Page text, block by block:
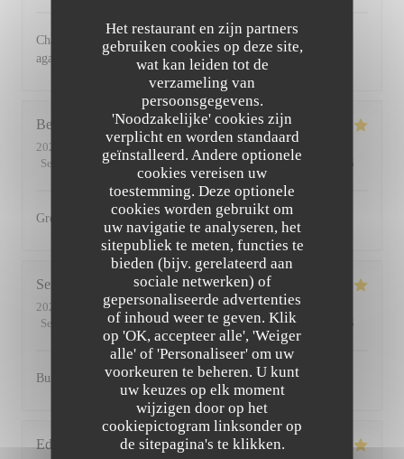
Het restaurant en zijn partners
gebruiken cookies op deze site,
wat kan leiden tot de
verzameling van
persoonsgegevens.
'Noodzakelijke' cookies zijn
verplicht en worden standaard
geïnstalleerd. Andere optionele
cookies vereisen uw
toestemming. Deze optionele
cookies worden gebruikt om
uw navigatie te analyseren, het
sitepubliek te meten, functies te
bieden (bijv. gerelateerd aan
sociale netwerken) of
gepersonaliseerde advertenties
of inhoud weer te geven. Klik
op 'OK, accepteer alle', 'Weiger
alle' of 'Personaliseer' om uw
voorkeuren te beheren. U kunt
uw keuzes op elk moment
wijzigen door op het
cookiepictogram linksonder op
de sitepagina's te klikken.
Charming restaurant, friendly staff, excellent food. See you
again soon
Bernadetta
2022-07-11
- 18:45 - Gasten 2
Service
Atmosfeer: 5/5 Keuken: 5 /5 Kwaliteit / Prijs /5
Great food and friendly staff. Highly recommended.
Serena
2022-07-01
- 20:00 - Gasten 2
Service
Atmosfeer: 5 /5 Keuken: 5 /5 Kwaliteit / Prijs /5
Busy, friendly atmosphere with amazing food
Edward